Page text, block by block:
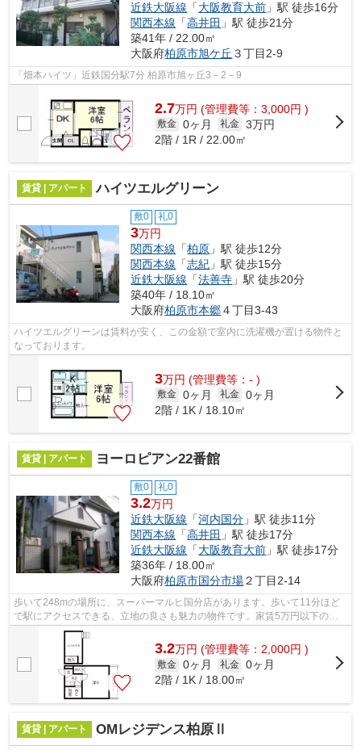
近鉄大阪線 「大阪教育大前 」駅 徒歩16分
関西本線 「高井田 」駅 徒歩21分
築41年 / 22.00㎡
大阪府柏原市旭ケ丘 ３丁目2-9
「畑本ハイツ」近鉄国分駅7分 柏原市旭ヶ丘3－2－9
2.7万円 (管理費等：3,000円 )
敷金 0ヶ月 礼金 3万円
2階 / 1R / 22.00㎡
賃貸 | アパート ハイツエルグリーン
敷0 礼0
3万円
関西本線 「柏原 」駅 徒歩12分
関西本線 「志紀 」駅 徒歩15分
近鉄大阪線 「法善寺 」駅 徒歩20分
築40年 / 18.10㎡
大阪府柏原市本郷４丁目3-43
ハイツエルグリーンは賃料が安く、この金額で室内に洗濯機が置ける物件と
なっております。
3万円 (管理費等：- )
敷金 0ヶ月 礼金 0ヶ月
2階 / 1K / 18.10㎡
賃貸 | アパート ヨーロピアン22番館
敷0 礼0
3.2万円
近鉄大阪線 「河内国分 」駅 徒歩11分
関西本線 「高井田 」駅 徒歩17分
近鉄大阪線 「大阪教育大前 」駅 徒歩17分
築36年 / 18.00㎡
大阪府柏原市国分市場２丁目2-14
歩いて248mの場所に、スーパーマルヒ国分店があります。歩いて11分ほど
で駅にアクセスできる、立地の良さも魅力の物件です。家賃5万円以下の物
件をお探しの方にもおすすめです。気にな...
3.2万円 (管理費等：2,000円 )
敷金 0ヶ月 礼金 0ヶ月
2階 / 1K / 18.00㎡
賃貸 | アパート OMレジデンス柏原Ⅱ